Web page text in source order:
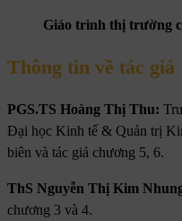
Giáo trình thị trường
Thông tin về tác giả
PGS.TS Hoàng Thị Thu:
Đại học Kinh tế & Quản trị
biên và tác giả chương 5, 6.
ThS Nguyễn Thị Kim
chương 3 và 4.